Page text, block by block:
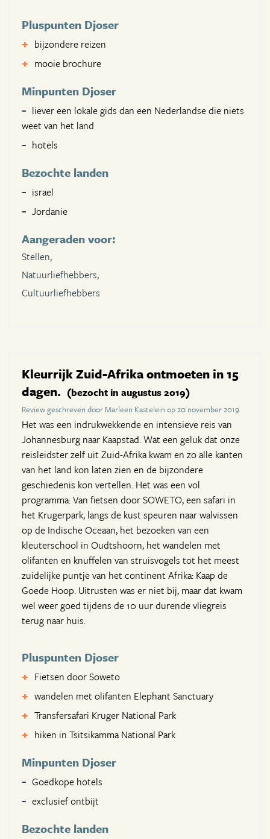
Pluspunten Djoser
bijzondere reizen
mooie brochure
Minpunten Djoser
liever een lokale gids dan een Nederlandse die niets
weet van het land
hotels
Bezochte landen
israel
Jordanie
Aangeraden voor:
Stellen,
Natuurliefhebbers,
Cultuurliefhebbers
Kleurrijk Zuid-Afrika ontmoeten in 15
dagen. (bezocht in augustus 2019)
Review geschreven door Marleen Kastelein op 20 november 2019
Het was een indrukwekkende en intensieve reis van
Johannesburg naar Kaapstad. Wat een geluk dat onze
reisleidster zelf uit Zuid-Afrika kwam en zo alle kanten
van het land kon laten zien en de bijzondere
geschiedenis kon vertellen. Het was een vol
programma: Van fietsen door SOWETO, een safari in
het Krugerpark, langs de kust speuren naar walvissen
op de Indische Oceaan, het bezoeken van een
kleuterschool in Oudtshoorn, het wandelen met
olifanten en knuffelen van struisvogels tot het meest
zuidelijke puntje van het continent Afrika: Kaap de
Goede Hoop. Uitrusten was er niet bij, maar dat kwam
wel weer goed tijdens de 10 uur durende vliegreis
terug naar huis.
Pluspunten Djoser
Fietsen door Soweto
wandelen met olifanten Elephant Sanctuary
Transfersafari Kruger National Park
hiken in Tsitsikamma National Park
Minpunten Djoser
Goedkope hotels
exclusief ontbijt
Bezochte landen